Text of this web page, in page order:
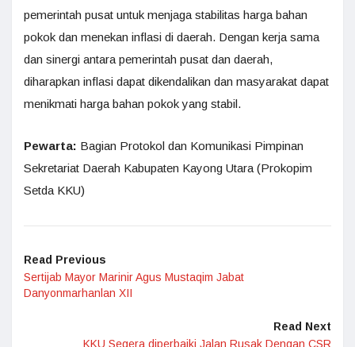
pemerintah pusat untuk menjaga stabilitas harga bahan
pokok dan menekan inflasi di daerah. Dengan kerja sama
dan sinergi antara pemerintah pusat dan daerah,
diharapkan inflasi dapat dikendalikan dan masyarakat dapat
menikmati harga bahan pokok yang stabil.
Pewarta: Bagian Protokol dan Komunikasi Pimpinan
Sekretariat Daerah Kabupaten Kayong Utara (Prokopim
Setda KKU)
Read Previous
Sertijab Mayor Marinir Agus Mustaqim Jabat
Danyonmarhanlan XII
Read Next
KKU Segera diperbaiki Jalan Rusak Dengan CSR